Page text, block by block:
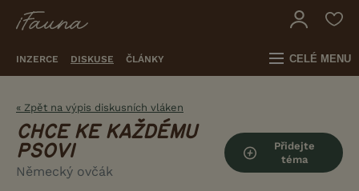
INZERCE DISKUSE ČLÁNKY CELÉ MENU
« Zpět na výpis diskusních vláken
CHCE KE KAŽDÉMU
PSOVI
Německý ovčák
Přidejte
téma